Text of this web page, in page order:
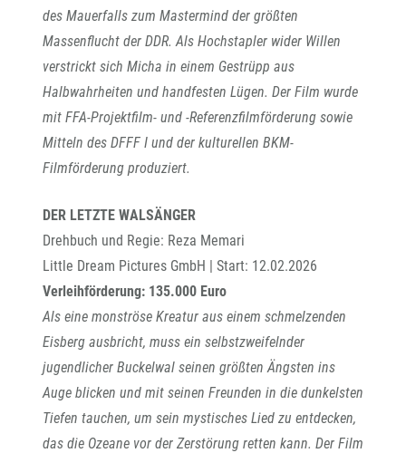
des Mauerfalls zum Mastermind der größten
Massenflucht der DDR. Als Hochstapler wider Willen
verstrickt sich Micha in einem Gestrüpp aus
Halbwahrheiten und handfesten Lügen. Der Film wurde
mit FFA-Projektfilm- und -Referenzfilmförderung sowie
Mitteln des DFFF I und der kulturellen BKM-
Filmförderung produziert.
DER LETZTE WALSÄNGER
Drehbuch und Regie: Reza Memari
Little Dream Pictures GmbH | Start: 12.02.2026
Verleihförderung: 135.000 Euro
Als eine monströse Kreatur aus einem schmelzenden
Eisberg ausbricht, muss ein selbstzweifelnder
jugendlicher Buckelwal seinen größten Ängsten ins
Auge blicken und mit seinen Freunden in die dunkelsten
Tiefen tauchen, um sein mystisches Lied zu entdecken,
das die Ozeane vor der Zerstörung retten kann. Der Film